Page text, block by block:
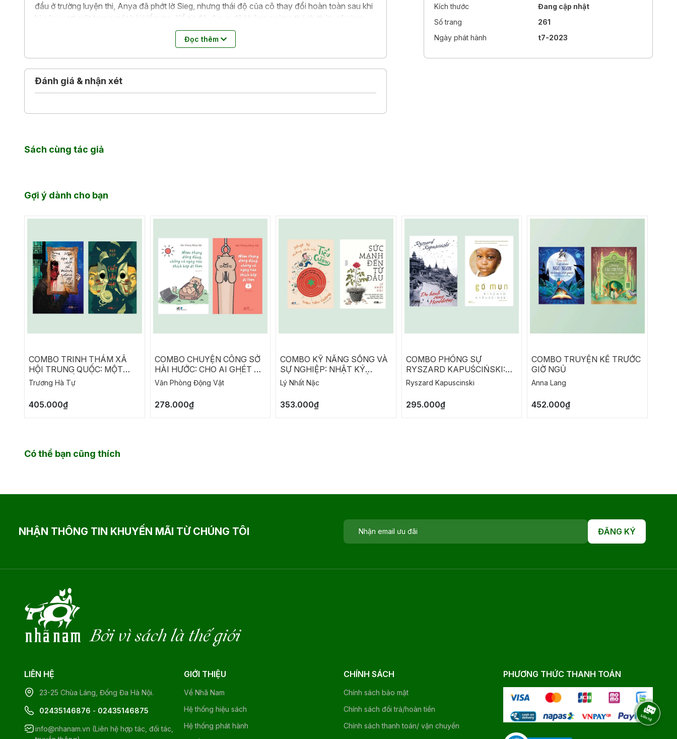
đầu ở trường luyện thi, Anya đã phớt lờ Sieg, nhưng thái độ của cô thay đổi hoàn toàn sau khi
bị cậu vượt mặt trong một bài kiểm tra. Kể từ đó, Anya đã không ngừng thách thức cậu bạn
Lén lút mai phục, kiên trì theo đuổi, trừng mắt trêu đùa, công khai tuyên chiến… Họ giúp nhau
lâu.
Đọc thêm
Đánh giá & nhận xét
Kích thước
Đang cập nhật
Số trang
261
Ngày phát hành
t7-2023
Sách cùng tác giả
Gợi ý dành cho bạn
COMBO TRINH THÁM XÃ
HỘI TRUNG QUỐC: MỘT
HỌA SĨ CHẾT RỒI THÀNH
DANH ĐÃ TRỞ LẠI - CHẾT
LẦN HAI
Trương Hà Tự
405.000₫
COMBO CHUYỆN CÔNG SỞ
HÀI HƯỚC: CHO AI GHÉT ĐI
LÀM - NĂM THÁNG ĐẰNG
ĐẴNG, CHẲNG CÓ NGÀY
NÀO THÍCH HỢP ĐI LÀM
Văn Phòng Động Vật
278.000₫
COMBO KỸ NĂNG SỐNG VÀ
SỰ NGHIỆP: NHẬT KÝ
THĂNG CHỨC CỦA TIỂU
CƯỜNG - SỨC MẠNH ĐẾN
TỪ ĐÂU
Lý Nhất Nặc
353.000₫
COMBO PHÓNG SỰ
RYSZARD KAPUŚCIŃSKI:
DU HÀNH CÙNG
HERODOTUS - GỖ MUN
Ryszard Kapuscinski
295.000₫
COMBO TRUYỆN KỂ TRƯỚC
GIỜ NGỦ
Anna Lang
452.000₫
Có thể bạn cũng thích
NHẬN THÔNG TIN KHUYẾN MÃI TỪ CHÚNG TÔI ĐĂNG KÝ
Bởi vì sách là thế giới
LIÊN HỆ
23-25 Chùa Láng, Đống Đa Hà Nội.
02435146876 - 02435146875
info@nhanam.vn (Liên hệ hợp tác, đối tác,
GIỚI THIỆU
Về Nhã Nam
Hệ thống hiệu sách
Hệ thống phát hành
CHÍNH SÁCH
Chính sách bảo mật
Chính sách đổi trả/hoàn tiền
Chính sách thanh toán/ vận chuyển
PHƯƠNG THỨC THANH TOÁN